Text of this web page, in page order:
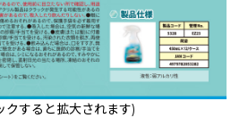
クすると拡大されます)